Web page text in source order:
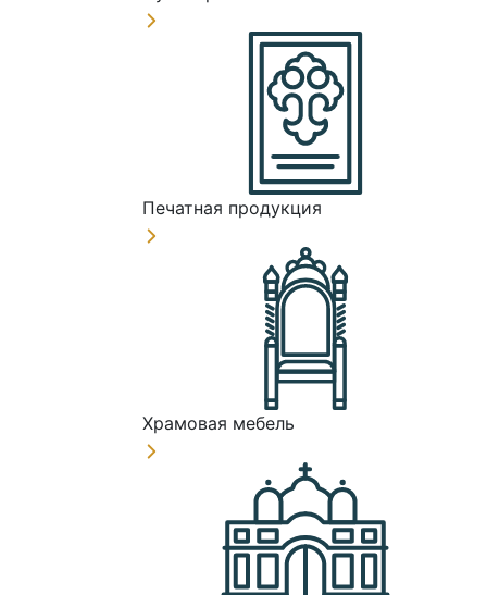
Печатная продукция
Храмовая мебель